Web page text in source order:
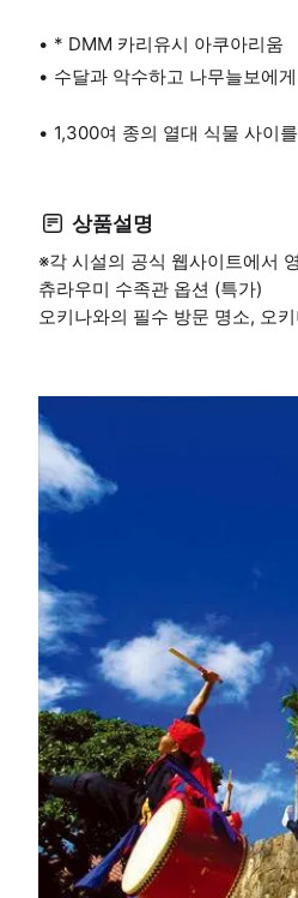
* DMM 카리유시 아쿠아리움
수달과 악수하고 나무늘보에
1,300여 종의 열대 식물 사이
상품설명
※각 시설의 공식 웹사이트에서
츄라우미 수족관 옵션 (특가)
오키나와의 필수 방문 명소, 오